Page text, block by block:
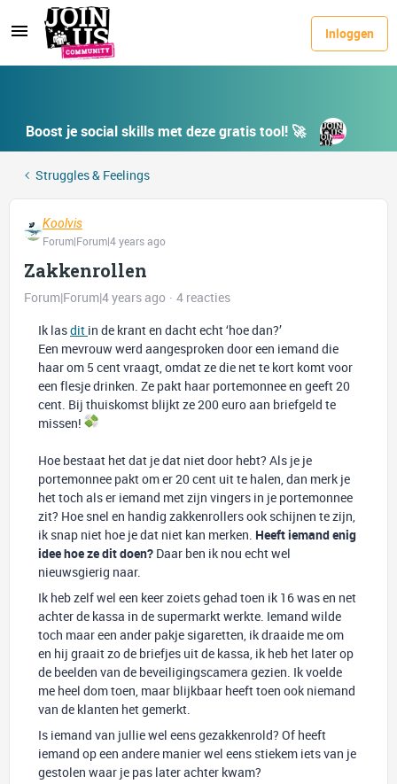
Inloggen
Boost je social skills met deze gratis tool! 🚀
Struggles & Feelings
Koolvis
Forum|Forum|4 years ago
Zakkenrollen
Forum|Forum|4 years ago
4 reacties
Ik lasdit in de krant en dacht echt ‘hoe dan?’
Een mevrouw werd aangesproken door een iemand die
haar om 5 cent vraagt, omdat ze die net te kort komt voor
een flesje drinken. Ze pakt haar portemonnee en geeft 20
cent. Bij thuiskomst blijkt ze 200 euro aan briefgeld te
missen!
Hoe bestaat het dat je dat niet door hebt? Als je je
portemonnee pakt om er 20 cent uit te halen, dan merk je
het toch als er iemand met zijn vingers in je portemonnee
zit? Hoe snel en handig zakkenrollers ook schijnen te zijn,
ik snap niet hoe je dat niet kan merken. Heeft iemand enig
idee hoe ze dit doen? Daar ben ik nou echt wel
nieuwsgierig naar.
Ik heb zelf wel een keer zoiets gehad toen ik 16 was en net
achter de kassa in de supermarkt werkte. Iemand wilde
toch maar een ander pakje sigaretten, ik draaide me om
en hij graait zo de briefjes uit de kassa, ik heb het later op
de beelden van de beveiligingscamera gezien. Ik voelde
me heel dom toen, maar blijkbaar heeft toen ook niemand
van de klanten het gemerkt.
Is iemand van jullie wel eens gezakkenrold? Of heeft
iemand op een andere manier wel eens stiekem iets van je
gestolen waar je pas later achter kwam?